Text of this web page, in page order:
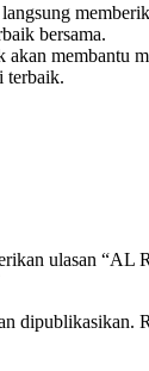
bersama.
membantu
terbaik.
ulasan
dipublikasikan.